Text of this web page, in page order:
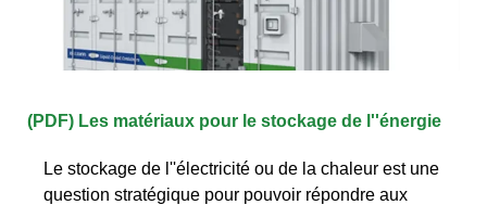
(PDF) Les matériaux pour le stockage de l''énergie
Le stockage de l''électricité ou de la chaleur est une
question stratégique pour pouvoir répondre aux